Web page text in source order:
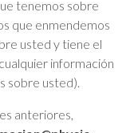
tenemos sobre
que enmendemos
usted y tiene el
información
sobre usted).
anteriores,